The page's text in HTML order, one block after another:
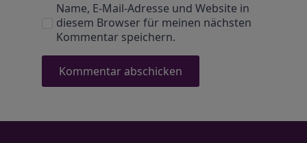
Name, E-Mail-Adresse und Website in
diesem Browser für meinen nächsten
Kommentar speichern.